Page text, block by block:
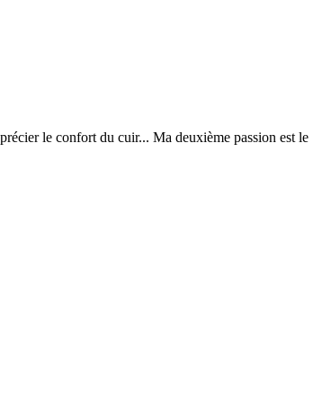
le confort du cuir... Ma deuxième passion est le